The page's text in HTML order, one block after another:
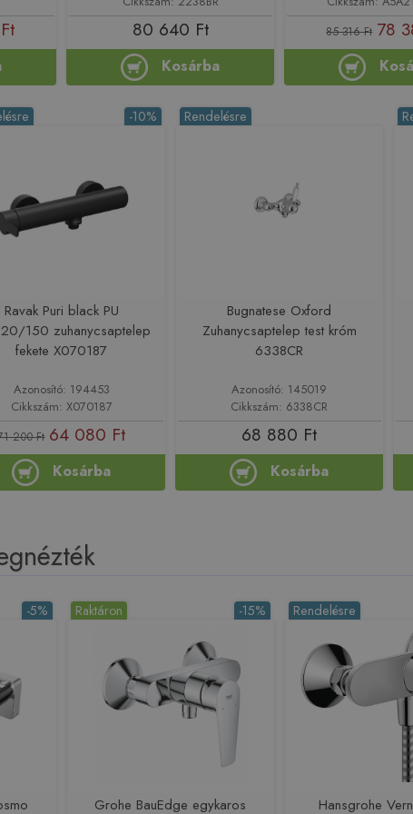
80 640 Ft
Kosárba
85 316 Ft 78
-10%
Ravak Puri black PU
150 zuhanycsaptelep
fekete X070187
Azonosító: 194453
Cikkszám: X070187
200 Ft 64 080 Ft
Kosárba
Rendelésre
Bugnatese Oxford
Zuhanycsaptelep test króm
6338CR
Azonosító: 145019
Cikkszám: 6338CR
68 880 Ft
Kosárba
-5% -15%
Raktáron
Grohe BauEdge egykaros
Rendelésre
Hansgrohe